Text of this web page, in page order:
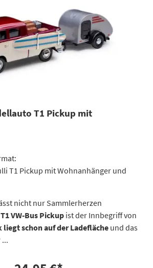
T1 Pickup mit
T1 Pickup mit Wohnanhänger und
nicht nur Sammlerherzen
T1 VW-Bus Pickup ist der Innbegriff von
liegt schon auf der Ladefläche und das